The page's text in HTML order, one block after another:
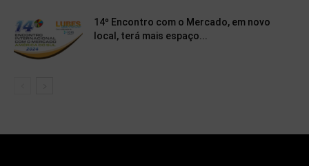
14º Encontro com o Mercado, em novo
local, terá mais espaço...